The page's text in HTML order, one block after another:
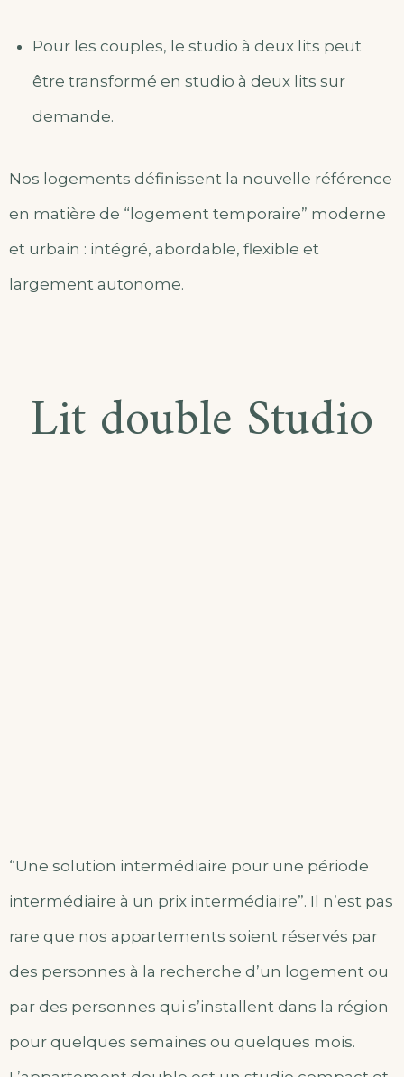
Pour les couples, le studio à deux lits peut
être transformé en studio à deux lits sur
demande.
Nos logements définissent la nouvelle référence
en matière de “logement temporaire” moderne
et urbain : intégré, abordable, flexible et
largement autonome.
Lit double Studio
“Une solution intermédiaire pour une période
intermédiaire à un prix intermédiaire”. Il n’est pas
rare que nos appartements soient réservés par
des personnes à la recherche d’un logement ou
par des personnes qui s’installent dans la région
pour quelques semaines ou quelques mois.